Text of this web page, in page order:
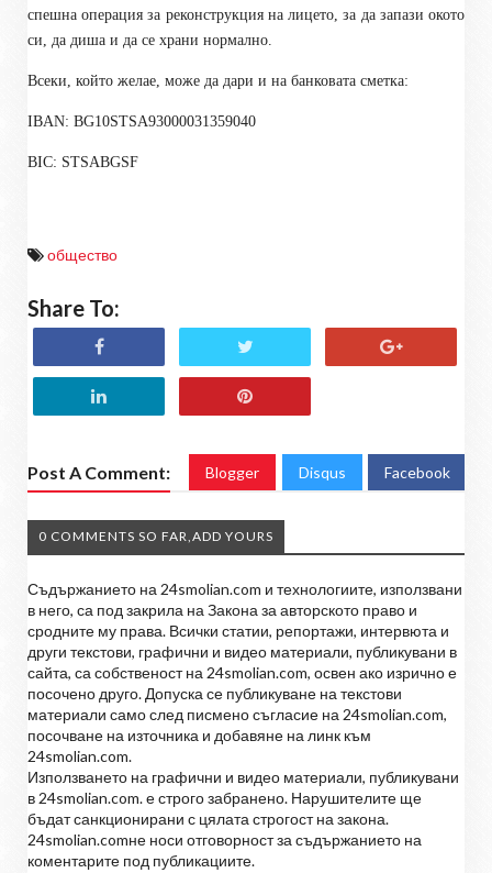
спешна операция за реконструкция на лицето, за да запази окото
си, да диша и да се храни нормално.
Всеки, който желае, може да дари и на банковата сметка:
IBAN: BG10STSA93000031359040
BIC: STSABGSF
общество
Share To:
Post A Comment: Blogger Disqus Facebook
0 COMMENTS SO FAR,ADD YOURS
Съдържанието на 24smolian.com и технологиите, използвани
в него, са под закрила на Закона за авторското право и
сродните му права. Всички статии, репортажи, интервюта и
други текстови, графични и видео материали, публикувани в
сайта, са собственост на 24smolian.com, освен ако изрично е
посочено друго. Допуска се публикуване на текстови
материали само след писмено съгласие на 24smolian.com,
посочване на източника и добавяне на линк към
24smolian.com.
Използването на графични и видео материали, публикувани
в 24smolian.com. е строго забранено. Нарушителите ще
бъдат санкционирани с цялата строгост на закона.
24smolian.comне носи отговорност за съдържанието на
коментарите под публикациите.